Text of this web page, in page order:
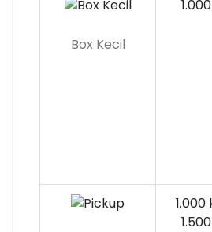
Box Kecil
1.000